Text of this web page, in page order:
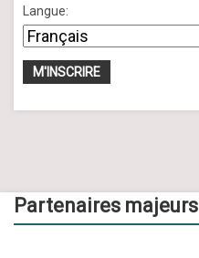
Langue:
Partenaires majeurs